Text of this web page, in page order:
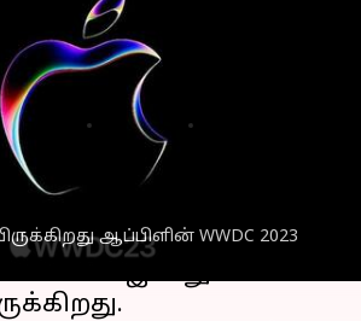
ஆப்பிளின் WWDC 2023
எப்போது? என்ன
Jun 05, 2023
டெவலப்பர்கள்
2023 இன்று